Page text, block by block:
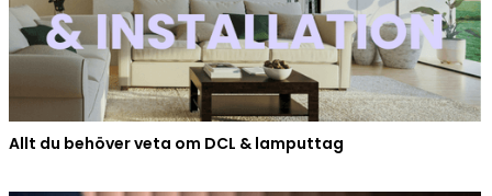
Allt du behöver veta om DCL & lamputtag